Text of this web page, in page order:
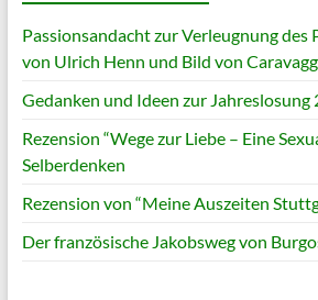
Passionsandacht zur Verleugnung des
von Ulrich Henn und Bild von
Gedanken und Ideen zur Jahreslosung
Rezension “Wege zur Liebe – Eine
Selberdenken
Rezension von “Meine Auszeiten
Der französische Jakobsweg von